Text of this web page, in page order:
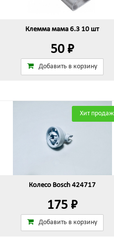
Клемма мама 6.3 10 шт
50 ₽
Добавить в корзину
Хит продаж
Колесо Bosch 424717
175 ₽
Добавить в корзину